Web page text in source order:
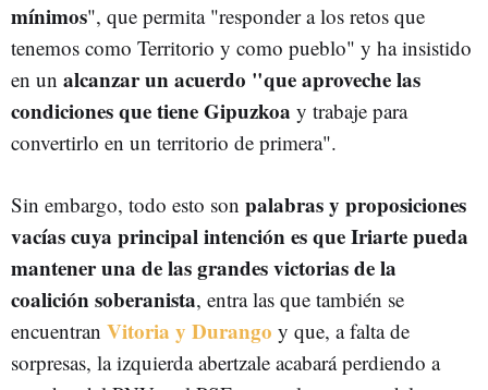
mínimos", que permita "responder a los retos que
tenemos como Territorio y como pueblo" y ha insistido
en un alcanzar un acuerdo "que aproveche las
condiciones que tiene Gipuzkoa y trabaje para
convertirlo en un territorio de primera".
Sin embargo, todo esto son palabras y proposiciones
vacías cuya principal intención es que Iriarte pueda
mantener una de las grandes victorias de la
coalición soberanista, entra las que también se
encuentran Vitoria y Durango y que, a falta de
sorpresas, la izquierda abertzale acabará perdiendo a